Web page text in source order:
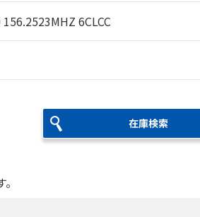
156.2523MHZ 6CLCC
在庫検索